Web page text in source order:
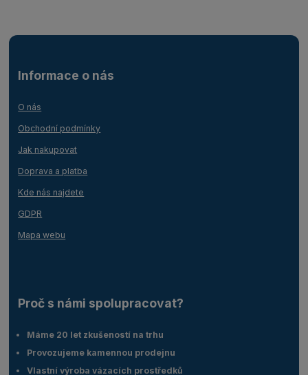
Informace o nás
O nás
Obchodní podmínky
Jak nakupovat
Doprava a platba
Kde nás najdete
GDPR
Mapa webu
Proč s námi spolupracovat?
Máme 20 let zkušeností na trhu
Provozujeme kamennou prodejnu
Vlastní výroba vázacích prostředků